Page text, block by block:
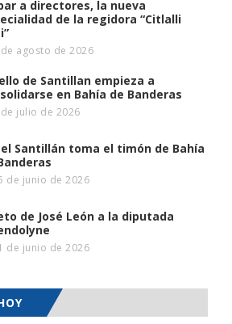
a directores, la nueva
de la regidora “Citlalli
agosto de 2026
de Santillan empieza a
en Bahía de Banderas
julio de 2026
Santillán toma el timón de Bahía
de junio de 2026
de José León a la diputada
de junio de 2026